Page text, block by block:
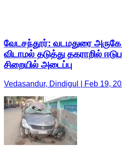
வேடசந்தூர்: வடமதுரை
விடாமல் தடுத்து தகராறில்
சிறையில் அடைப்பு
Vedasandur, Dindigul | Feb 19,